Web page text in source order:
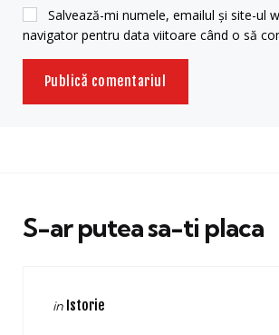
Salvează-mi numele, emailul și site-ul
navigator pentru data viitoare când o să
S-ar putea sa-ti placa
Categories
Posted
in Istorie